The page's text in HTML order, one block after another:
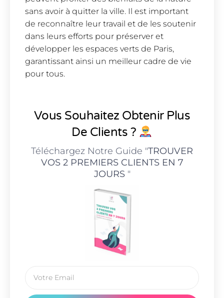
sans avoir à quitter la ville. Il est important
de reconnaître leur travail et de les soutenir
dans leurs efforts pour préserver et
développer les espaces verts de Paris,
garantissant ainsi un meilleur cadre de vie
pour tous.
Vous Souhaitez Obtenir Plus
De Clients ?
Téléchargez Notre Guide "TROUVER
VOS 2 PREMIERS CLIENTS EN 7
JOURS"